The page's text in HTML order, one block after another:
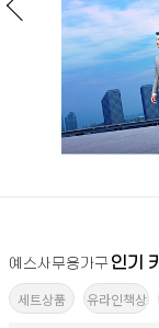
예스사무용가구 인기
세트상품 유라인책상